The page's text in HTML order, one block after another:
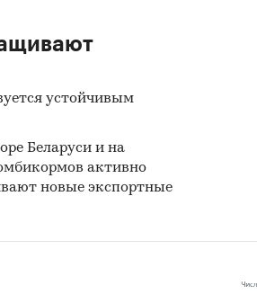
устойчивым
Беларуси и на
активно
новые экспортные